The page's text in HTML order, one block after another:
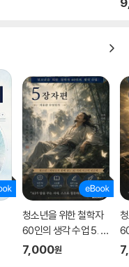
수 있을까요?
동이 전혀 효과가 없을 뿐
동은 아이를 비단 가해 학
취약한 상황에 빠뜨리기
던 것과는 정반대의 결과를
함이 커지는 것입니다. -15
가 오랜 경험에서 뽑아 올린
적이다. 먼저 괴롭힘이란
어떻게 시작돼 결국 어디
폭력 문제가 벌어졌을 때
청소년을 위한 철학자
60인의 생각 수업 5. 장
자편
7,000원